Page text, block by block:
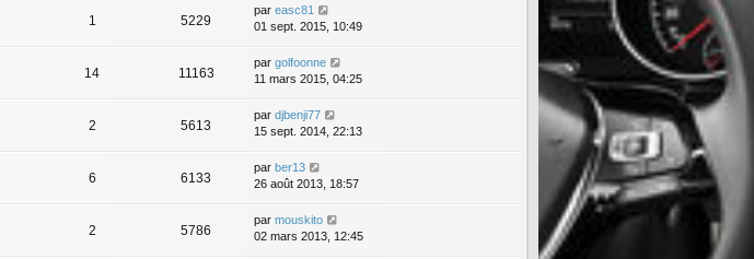
1 5229
par easc81
01 sept. 2015, 10:49
14 11163
par golfoonne
11 mars 2015, 04:25
2 5613
par djbenji77
15 sept. 2014, 22:13
6 6133
par ber13
26 août 2013, 18:57
2 5786
par mouskito
02 mars 2013, 12:45